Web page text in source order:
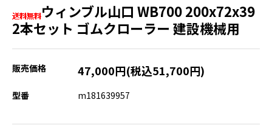
ウィンブル山口 WB700 200x72x39
2本セット ゴムクローラー 建設機械用
販売価格 47,000円(税込51,700円)
型番 m181639957